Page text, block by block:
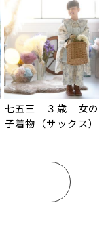
七五三 ３歳 女の
子着物（サックス）